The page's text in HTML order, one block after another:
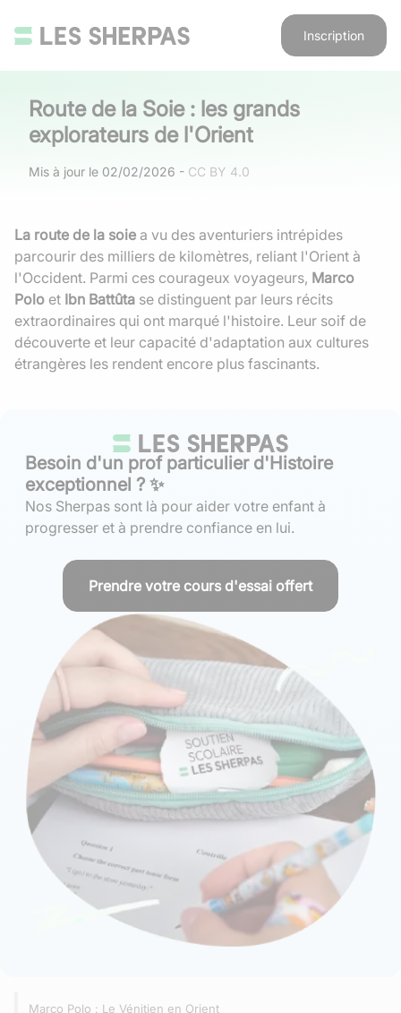
Inscription
Route de la Soie : les grands
explorateurs de l'Orient
Mis à jour le 02/02/2026 - CC BY 4.0
La route de la soie a vu des aventuriers intrépides
parcourir des milliers de kilomètres, reliant l'Orient à
l'Occident. Parmi ces courageux voyageurs, Marco
Polo et Ibn Battûta se distinguent par leurs récits
extraordinaires qui ont marqué l'histoire. Leur soif de
découverte et leur capacité d'adaptation aux cultures
étrangères les rendent encore plus fascinants.
Besoin d'un prof particulier d'Histoire
exceptionnel ? ✨
Nos Sherpas sont là pour aider votre enfant à
progresser et à prendre confiance en lui.
Prendre votre cours d'essai offert
Marco Polo : Le Vénitien en Orient